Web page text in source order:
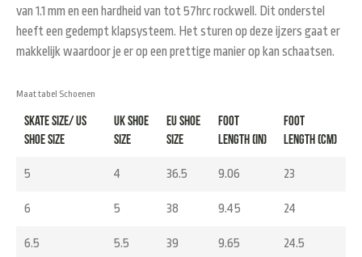
van 1.1 mm en een hardheid van tot 57hrc rockwell. Dit onderstel
heeft een gedempt klapsysteem. Het sturen op deze ijzers gaat er
makkelijk waardoor je er op een prettige manier op kan schaatsen.
Maat tabel Schoenen
Skate Size/ US
Shoe Size
UK Shoe
Size
EU Shoe
Size
Foot
Length (in)
Foot
Length (cm)
5 4 36.5 9.06 23
6 5 38 9.45 24
6.5 5.5 39 9.65 24.5